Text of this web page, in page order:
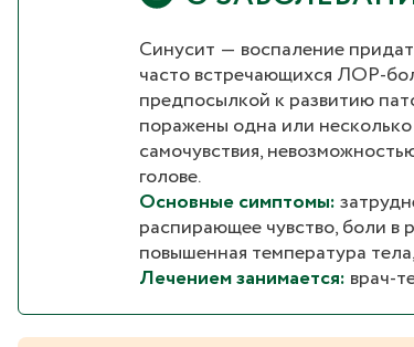
Синусит ― воспаление
часто встречающихся ЛОР-
предпосылкой к развитию
поражены одна или
самочувствия,
голове.
Основные симптомы:
распирающее чувство, боли в
повышенная температура
Лечением занимается: врач-